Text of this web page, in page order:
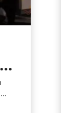
Planner Berging (– uur) – Geen standaard -tot- baan Sommige mensen worden blij van vaste routines en dagen die vo...